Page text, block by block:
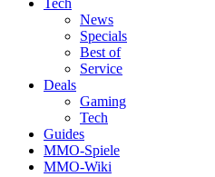
Tech
News
Specials
Best of
Service
Deals
Gaming
Tech
Guides
MMO-Spiele
MMO-Wiki